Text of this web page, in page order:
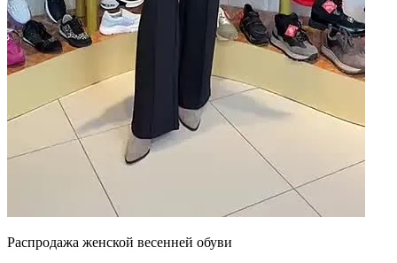
Распродажа женской весенней обуви